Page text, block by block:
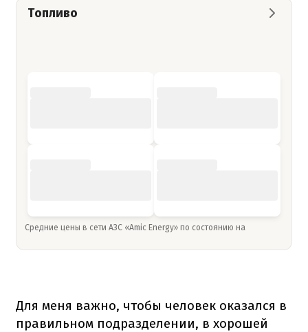
Топливо
Средние цены в сети АЗС «Amic Energy» по состоянию на
Для меня важно, чтобы человек оказался в
правильном подразделении, в хорошей